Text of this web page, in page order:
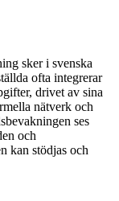
sker i svenska
ofta integrerar
drivet av sina
nätverk och
ses
och
kan stödjas och